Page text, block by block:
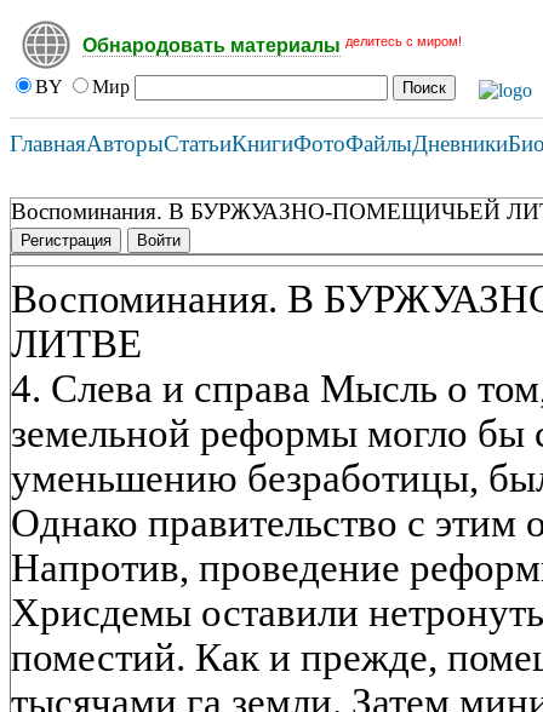
Обнародовать материалы делитесь с миром!
BY Мир
ГлавнаяАвторыСтатьиКнигиФотоФайлыДневники
Воспоминания. В БУРЖУАЗНО-ПОМЕЩИЧЬЕЙ
Регистрация Войти
Воспоминания. В
ЛИТВЕ
4. Слева и справа Мысль о
земельной реформы могло бы
уменьшению безработицы,
Однако правительство с
Напротив, проведение
Хрисдемы оставили
поместий. Как и прежде,
тысячами га земли. Затем